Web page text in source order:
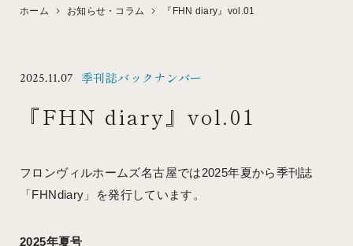
FLOW
白レンガの家
ホーム お知らせ・コラム 『FHN diary』vol.01
2025.11.07 季刊誌バックナンバー
『FHN diary』vol.01
フロンヴィルホームズ名古屋では2025年夏から季刊誌
「FHNdiary」を発行しています。
2025年夏号